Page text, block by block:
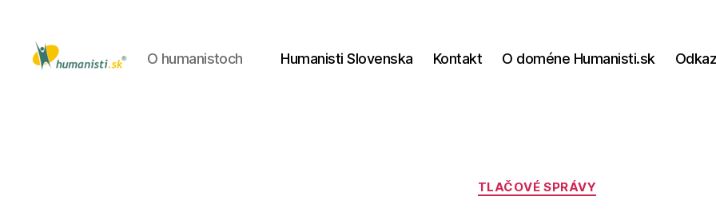
O humanistoch Humanisti Slovenska Kontakt O doméne Humanisti.sk
Kategórie
TLAČOVÉ SPRÁVY